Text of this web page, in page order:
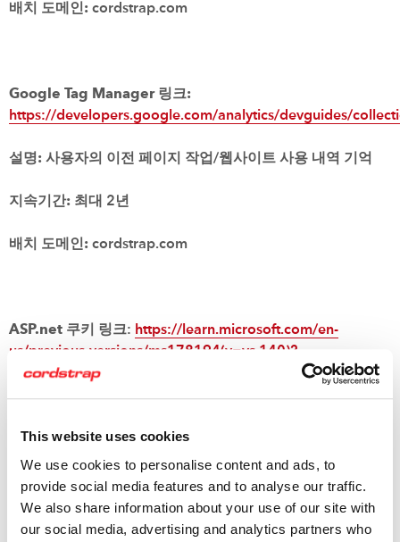
This website uses cookies
We use cookies to personalise content and ads, to
provide social media features and to analyse our traffic.
We also share information about your use of our site with
our social media, advertising and analytics partners who
배치 도메인: cordstrap.com
Google Tag Manager 링크:
https://developers.google.com/analytics/devguides/
설명: 사용자의 이전 페이지 작업/웹사이트 사용 내역 기억
지속기간: 최대 2년
배치 도메인: cordstrap.com
ASP.net 쿠키 링크: https://learn.microsoft.com/en-
us/previous-versions/ms178194(v=vs.140)?
redirectedfrom=MSDN
는 데 필요한 세션 쿠키입니다.
지속기간: 세션 종료 시점까지
배치 도메인: cordstrap.com